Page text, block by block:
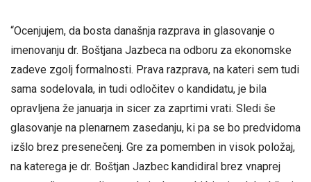
“Ocenjujem, da bosta današnja razprava in glasovanje o
imenovanju dr. Boštjana Jazbeca na odboru za ekonomske
zadeve zgolj formalnosti. Prava razprava, na kateri sem tudi
sama sodelovala, in tudi odločitev o kandidatu, je bila
opravljena že januarja in sicer za zaprtimi vrati. Sledi še
glasovanje na plenarnem zasedanju, ki pa se bo predvidoma
izšlo brez presenečenj. Gre za pomemben in visok položaj,
na katerega je dr. Boštjan Jazbec kandidiral brez vnaprej